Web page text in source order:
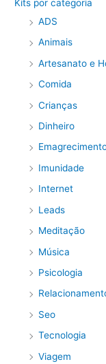
Kits por categoria
ADS
Animais
Artesanato e
Comida
Crianças
Dinheiro
Imunidade
Internet
Leads
Meditação
Música
Psicologia
Seo
Tecnologia
Viagem